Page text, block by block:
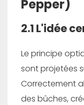
Pepper)
2.1 L'idée
Le principe
sont projetées
Correctement
des bûches,